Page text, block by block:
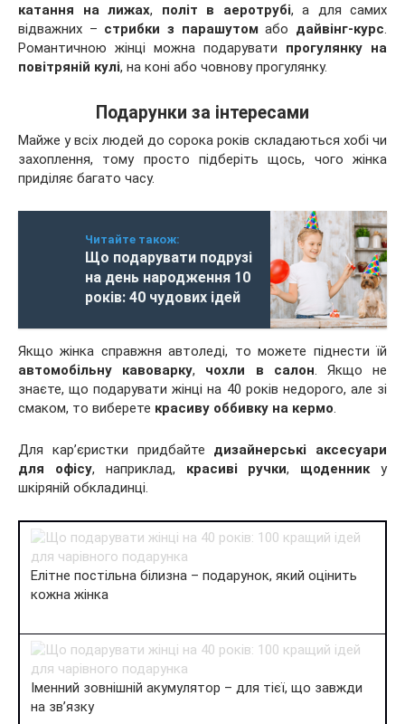
катання на лижах, політ в аеротрубі, а для самих
відважних – стрибки з парашутом або дайвінг-курс.
Романтичною жінці можна подарувати прогулянку на
повітряній кулі, на коні або човнову прогулянку.
Подарунки за інтересами
Майже у всіх людей до сорока років складаються хобі чи
захоплення, тому просто підберіть щось, чого жінка
приділяє багато часу.
Читайте також:
Що подарувати подрузі
на день народження 10
років: 40 чудових ідей
Якщо жінка справжня автоледі, то можете піднести їй
автомобільну кавоварку, чохли в салон. Якщо не
знаєте, що подарувати жінці на 40 років недорого, але зі
смаком, то виберете красиву оббивку на кермо.
Для кар’єристки придбайте дизайнерські аксесуари
для офісу, наприклад, красиві ручки, щоденнику
шкіряній обкладинці.
Елітне постільна білизна – подарунок, який оцінить
кожна жінка
Іменний зовнішній акумулятор – для тієї, що завжди
на зв’язку